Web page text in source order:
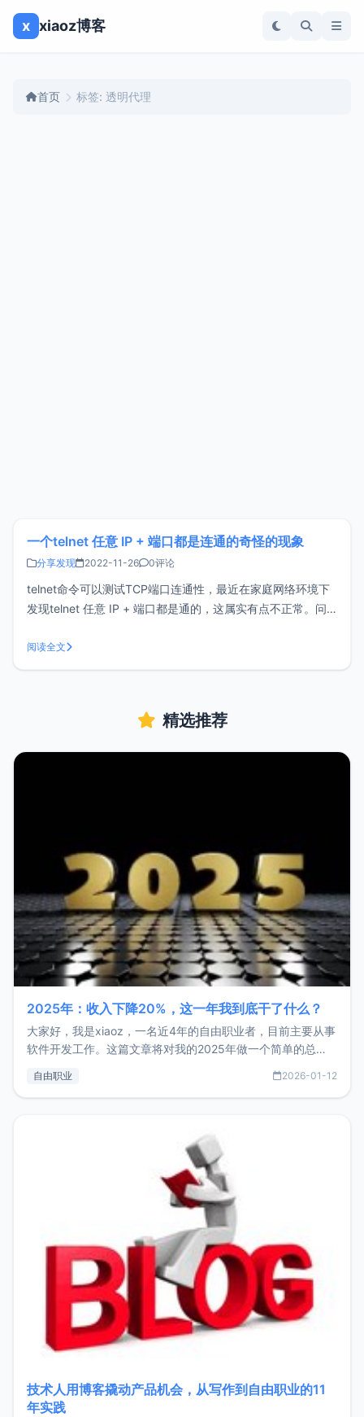
x xiaoz博客
首页 标签: 透明代理
一个telnet 任意 IP + 端口都是连通的奇怪的现象
分享发现 2022-11-26 0评论
telnet命令可以测试TCP端口连通性，最近在家庭网络环境下
发现telnet 任意 IP + 端口都是通的，这属实有点不正常。问
指定了一个端口7890，这个IP百度并未开放7890端口，正常
情况下是不可能连通的，但teln
阅读全文
精选推荐
2025年：收入下降20%，这一年我到底干了什么？
大家好，我是xiaoz，一名近4年的自由职业者，目前主要从事
软件开发工作。这篇文章将对我的2025年做一个简单的总
收入下降20%，但却过得很充实，2026年不求突破，但求保
自由职业 2026-01-12
技术人用博客撬动产品机会，从写作到自由职业的11
年实践